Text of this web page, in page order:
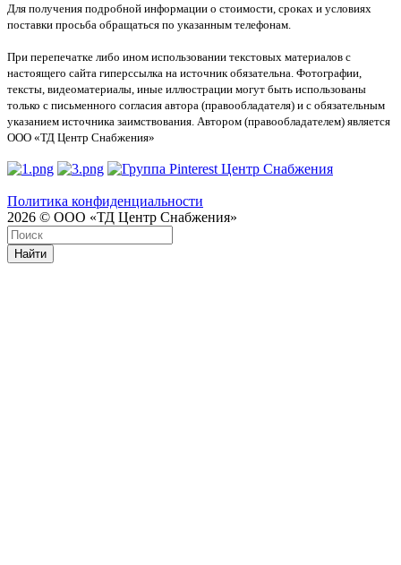
Для получения подробной информации о стоимости, сроках и условиях
поставки просьба обращаться по указанным телефонам.
При перепечатке либо ином использовании текстовых материалов с
настоящего сайта гиперссылка на источник обязательна. Фотографии,
тексты, видеоматериалы, иные иллюстрации могут быть использованы
только с письменного согласия автора (правообладателя) и с обязательным
указанием источника заимствования. Автором (правообладателем) является
ООО «ТД Центр Снабжения»
Политика конфиденциальности
2026 © ООО «ТД Центр Снабжения»
Найти